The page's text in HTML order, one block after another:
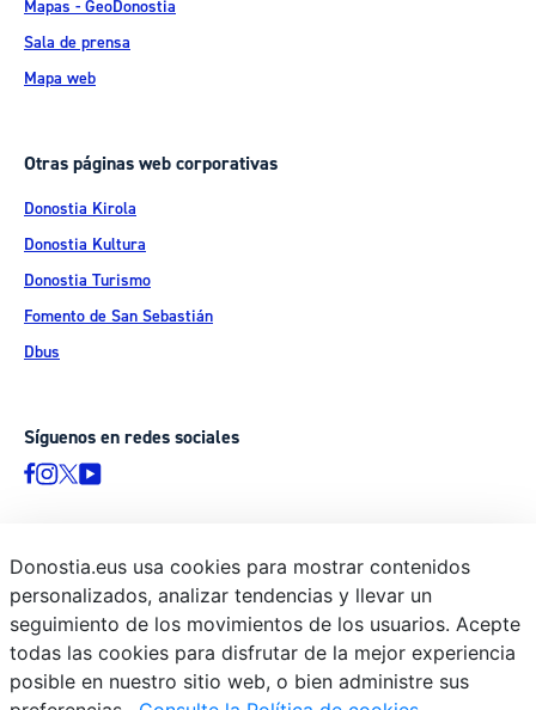
Mapas - GeoDonostia
Sala de prensa
Mapa web
Otras páginas web corporativas
Donostia Kirola
Donostia Kultura
Donostia Turismo
Fomento de San Sebastián
Dbus
Síguenos en redes sociales
© Donostiako Udala - Ayuntamiento de Donostia / San Sebastián
Ijentea 1, 20003 Donostia / San Sebastián
Aviso legal
Política de privacidad
Donostia.eus usa cookies para mostrar contenidos
personalizados, analizar tendencias y llevar un
seguimiento de los movimientos de los usuarios. Acepte
todas las cookies para disfrutar de la mejor experiencia
posible en nuestro sitio web, o bien administre sus